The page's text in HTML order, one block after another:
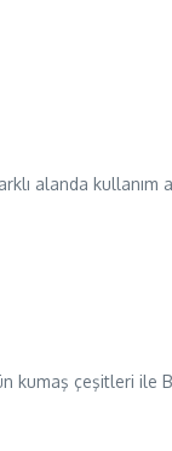
alanda kullanım
kumaş çeşitleri ile